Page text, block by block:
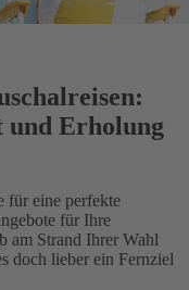
und Erholung
für eine perfekte
für Ihre
am Strand Ihrer Wahl
doch lieber ein Fernziel